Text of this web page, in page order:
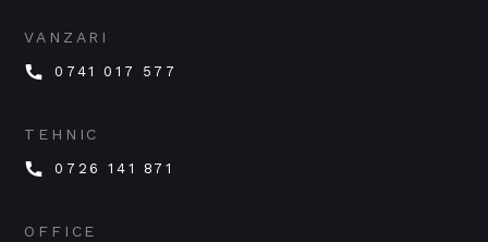
VANZARI
0741 017 577
TEHNIC
0726 141 871
OFFICE